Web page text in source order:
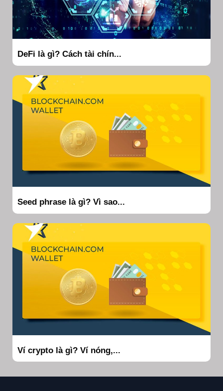
DeFi là gì? Cách tài chín...
Seed phrase là gì? Vì sao...
Ví crypto là gì? Ví nóng,...